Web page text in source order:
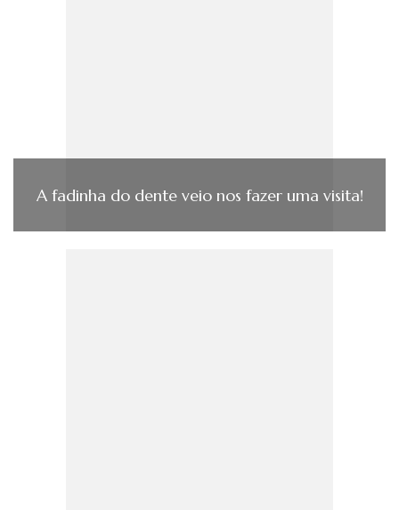
A fadinha do dente veio nos fazer uma visita!